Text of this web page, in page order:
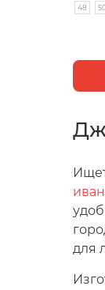
48
для